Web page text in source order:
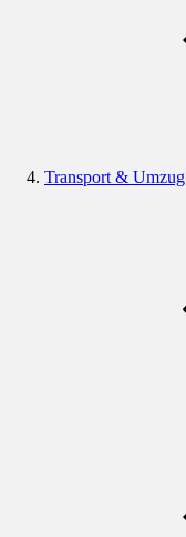
Transport & Umzug